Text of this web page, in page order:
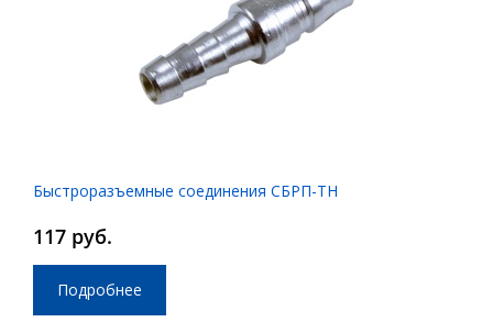
Быстроразъемные соединения СБРП-ТН
117 руб.
Подробнее